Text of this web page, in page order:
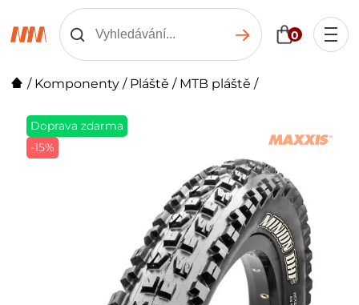
0
/ Komponenty / Pláště / MTB pláště /
Doprava zdarma
-15%